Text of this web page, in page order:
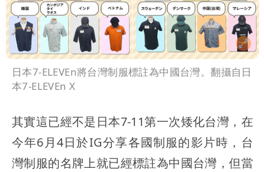
日本7-ELEVEn將台灣制服標註為中國台灣。翻攝自日
本7-ELEVEn X
其實這已經不是日本7-11第一次矮化台灣，在
今年6月4日於IG分享各國制服的影片時，台
灣制服的名牌上就已經標註為中國台灣，但當